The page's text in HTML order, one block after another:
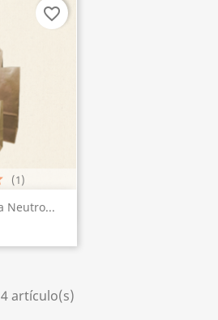
Neutro...
(1)
favorite_border
artículo(s)